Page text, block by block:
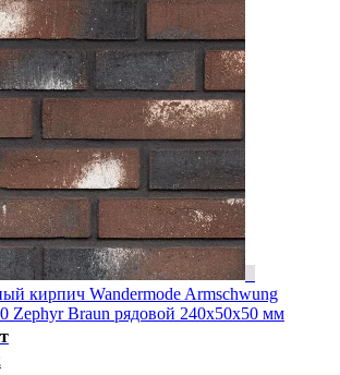
кирпич Wandermode Armschwung
Zephyr Braun рядовой 240x50x50 мм